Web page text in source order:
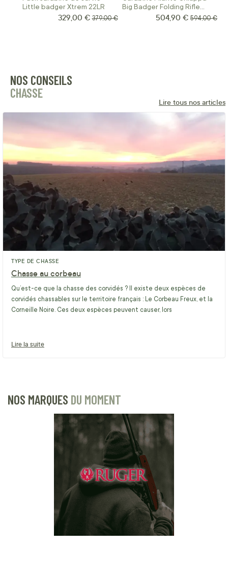
Little badger Xtrem 22LR
Prix Spécial
329,00 € Prix normal
379,00 €
Big Badger Folding Rifle
Calibre 30-30 Win
Prix Spécial
504,90 € Prix normal
594,00 €
NOS CONSEILS
CHASSE
Lire tous nos articles
TYPE DE CHASSE
Chasse au corbeau
Qu’est-ce que la chasse des corvidés ? Il existe deux espèces de
corvidés chassables sur le territoire français : Le Corbeau Freux, et la
Corneille Noire. Ces deux espèces peuvent causer, lors
Lire la suite
NOS MARQUES DU MOMENT